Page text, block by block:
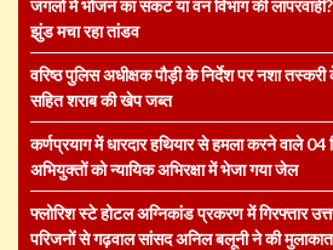
जंगलों में भोजन का संकट या वन विभाग की लापरवाही?
झुंड मचा रहा तांडव
वरिष्ठ पुलिस अधीक्षक पौड़ी के निर्देश पर नशा तस्करी
सहित शराब की खेप जब्त
कर्णप्रयाग में धारदार हथियार से हमला करने वाले 04
अभियुक्तों को न्यायिक अभिरक्षा में भेजा गया जेल
फ्लोरिश स्टे होटल अग्निकांड प्रकरण में गिरफ्तार
परिजनों से गढ़वाल सांसद अनिल बलूनी ने की मुलाकात